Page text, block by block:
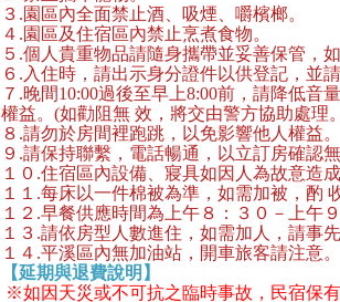
３.園區內全面禁止酒、吸煙、嚼檳榔。
４.園區及住宿區內禁止烹煮食物。
５.個人貴重物品請隨身攜帶並妥善保管，
６.入住時，請出示身分證件以供登記，並請
７.晚間10:00過後至早上8:00前，請降低
權益。(如勸阻無 效，將交由警方協助處理
８.請勿於房間裡跑跳，以免影響他人權益。
９.請保持聯繫，電話暢通，以立訂房確認無
１０.住宿區內設備、寢具如因人為故意造
１１.每床以一件棉被為準，如需加被，酌
１２.早餐供應時間為上午８：３０－上午
１３.請依房型人數進住，如需加人，請事先
１４.平溪區內無加油站，開車旅客請注意。
【延期與退費說明】
※如因天災或不可抗之臨時事故，民宿保有